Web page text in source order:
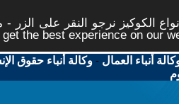
الكوكيز نرجو النقر على الزر
the best experience on our
أنباء العمال -وكالة أنباء حقوق